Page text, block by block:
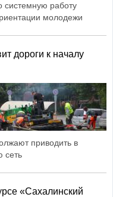
системную работу
молодежи
дороги к началу
приводить в
сеть
«Сахалинский